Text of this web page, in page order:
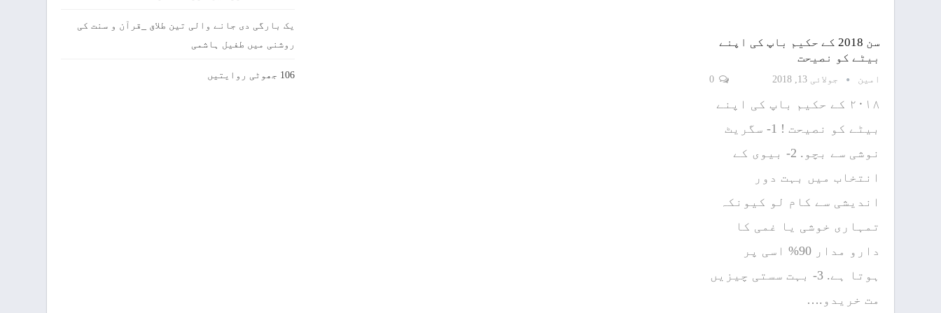
سن 2018 کے حکیم باپ کی اپنے
بیٹے کو نصیحت
امین جولائی 13, 2018
۲۰۱۸ کے حکیم باپ کی اپنے
بیٹے کو نصیحت ! 1- سگریٹ
نوشی سے بچو. 2- بیوی کے
انتخاب ميں بہت دور
اندیشی سے کام لو کیونکہ
تمہاری خوشی یا غمی کا
دارو مدار 90% اسی پر
ہوتا ہے. 3- بہت سستی چیزیں
مت خریدو.…
یک بارگی دی جانے والی تین طلاق _قرآن و سنت کی
روشنی میں طفیل ہاشمی
106 جھوٹی روایتیں